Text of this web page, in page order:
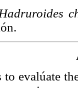
to evalúate